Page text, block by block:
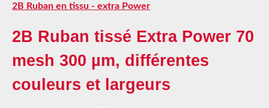
2B Ruban en tissu - extra Power
2B Ruban tissé Extra Power 70
mesh 300 µm, différentes
couleurs et largeurs